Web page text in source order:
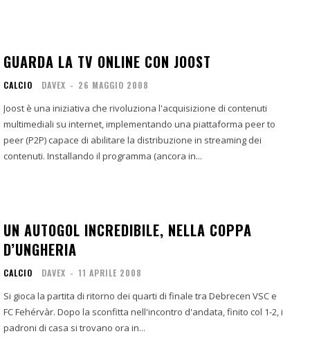
GUARDA LA TV ONLINE CON JOOST
CALCIO DAVEX - 26 MAGGIO 2008
Joost è una iniziativa che rivoluziona l'acquisizione di contenuti
multimediali su internet, implementando una piattaforma peer to
peer (P2P) capace di abilitare la distribuzione in streaming dei
contenuti. Installando il programma (ancora in...
UN AUTOGOL INCREDIBILE, NELLA COPPA
D’UNGHERIA
CALCIO DAVEX - 11 APRILE 2008
Si gioca la partita di ritorno dei quarti di finale tra Debrecen VSC e
FC Fehérvàr. Dopo la sconfitta nell'incontro d'andata, finito col 1-2, i
padroni di casa si trovano ora in...